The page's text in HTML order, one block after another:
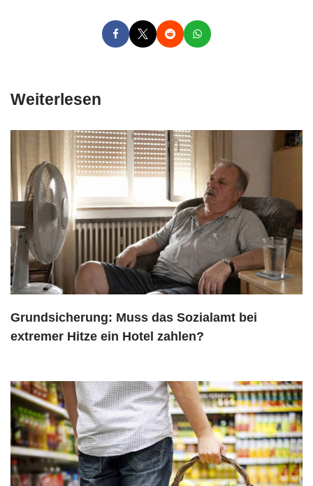
Weiterlesen
Grundsicherung: Muss das Sozialamt bei
extremer Hitze ein Hotel zahlen?